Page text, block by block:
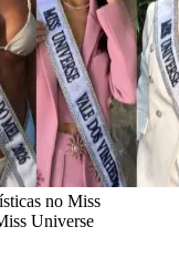
no Miss
Universe